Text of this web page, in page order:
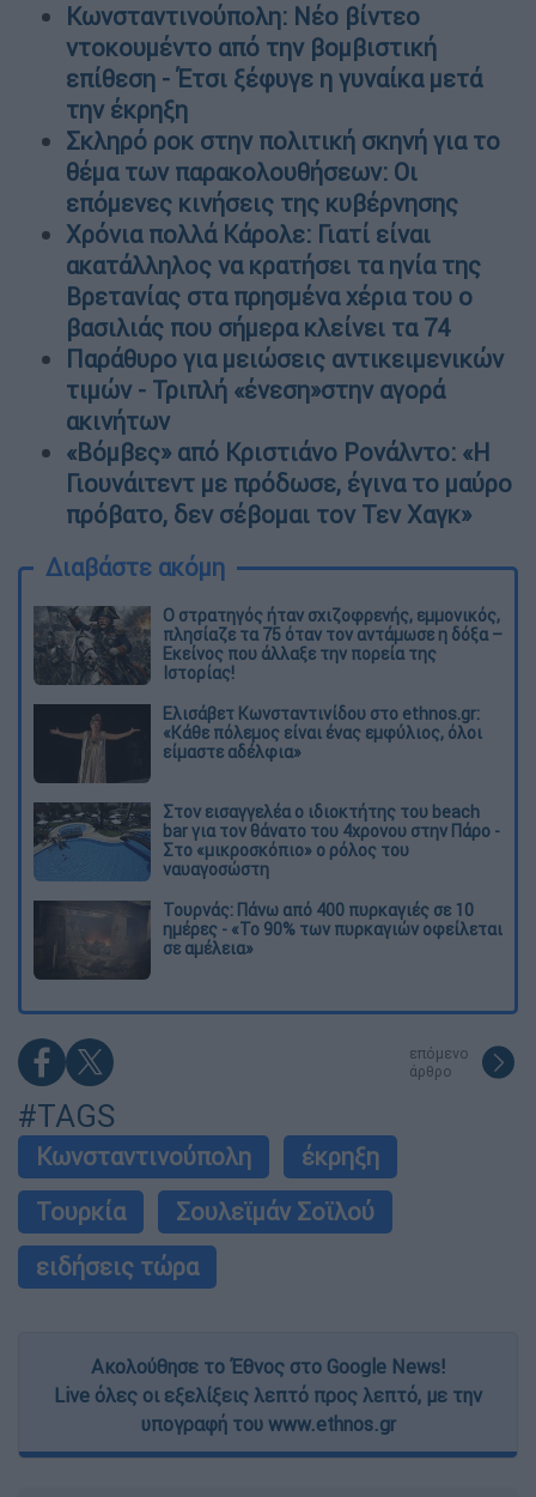
Κωνσταντινούπολη: Νέο βίντεο
ντοκουμέντο από την βομβιστική
επίθεση - Έτσι ξέφυγε η γυναίκα μετά
την έκρηξη
Σκληρό ροκ στην πολιτική σκηνή για το
θέμα των παρακολουθήσεων: Οι
επόμενες κινήσεις της κυβέρνησης
Χρόνια πολλά Κάρολε: Γιατί είναι
ακατάλληλος να κρατήσει τα ηνία της
Βρετανίας στα πρησμένα χέρια του ο
βασιλιάς που σήμερα κλείνει τα 74
Παράθυρο για μειώσεις αντικειμενικών
τιμών - Τριπλή «ένεση»στην αγορά
ακινήτων
«Βόμβες» από Κριστιάνο Ρονάλντο: «Η
Γιουνάιτεντ με πρόδωσε, έγινα το μαύρο
πρόβατο, δεν σέβομαι τον Τεν Χαγκ»
Διαβάστε ακόμη
O στρατηγός ήταν σχιζοφρενής, εμμονικός,
πλησίαζε τα 75 όταν τον αντάμωσε η δόξα –
Εκείνος που άλλαξε την πορεία της
Ιστορίας!
Ελισάβετ Κωνσταντινίδου στο ethnos.gr:
«Κάθε πόλεμος είναι ένας εμφύλιος, όλοι
είμαστε αδέλφια»
Στον εισαγγελέα ο ιδιοκτήτης του beach
bar για τον θάνατο του 4χρονου στην Πάρο -
Στο «μικροσκόπιο» ο ρόλος του
ναυαγοσώστη
Τουρνάς: Πάνω από 400 πυρκαγιές σε 10
ημέρες - «Το 90% των πυρκαγιών οφείλεται
σε αμέλεια»
επόμενο
άρθρο
#TAGS
Κωνσταντινούπολη
έκρηξη
Τουρκία
Σουλεϊμάν Σοϊλού
ειδήσεις τώρα
Ακολούθησε το Έθνος στο Google News!
Live όλες οι εξελίξεις λεπτό προς λεπτό, με την
υπογραφή του www.ethnos.gr